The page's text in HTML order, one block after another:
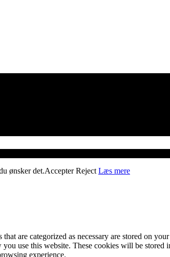
ønsker det.Accepter Reject Læs mere
are categorized as necessary are stored on
use this website. These cookies will be
experience.